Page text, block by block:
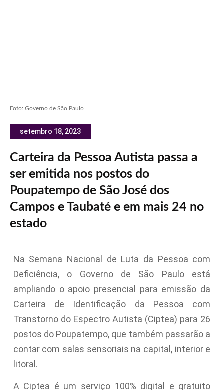
Foto: Governo de São Paulo
setembro 18, 2023
Carteira da Pessoa Autista passa a
ser emitida nos postos do
Poupatempo de São José dos
Campos e Taubaté e em mais 24 no
estado
Na Semana Nacional de Luta da Pessoa com
Deficiência, o Governo de São Paulo está
ampliando o apoio presencial para emissão da
Carteira de Identificação da Pessoa com
Transtorno do Espectro Autista (Ciptea) para 26
postos do Poupatempo, que também passarão a
contar com salas sensoriais na capital, interior e
litoral.
A Ciptea é um serviço 100% digital e gratuito